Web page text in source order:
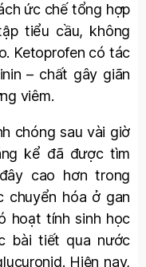
ức chế tổng hợp
tiểu cầu, không
Ketoprofen có tác
– chất gây giãn
viêm.
chóng sau vài giờ
kể đã được tìm
cao hơn trong
chuyển hóa ở gan
hoạt tính sinh học
bài tiết qua nước
Hiện nay,